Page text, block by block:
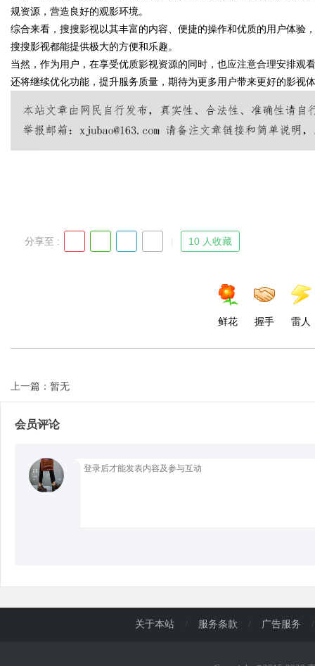
Bo
d
规资源，营造良好的观影环境。
综合来看，搜搜影视以其丰富的内容、便捷的操作和优质的用户体验
搜搜影视都能提供极大的方便和乐趣。
当然，作为用户，在享受优质影视资源的同时，也应注意合理安排观
还将继续优化功能，提升服务质量，期待为更多用户带来更好的影视
分享至 : 10 人收藏
鲜花 握手 雷人
上一篇：暂无
会员评论
关于本站 / 服务条款 / 广告服务 /